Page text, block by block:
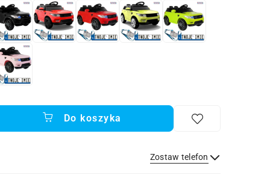
Do koszyka
Zostaw telefon